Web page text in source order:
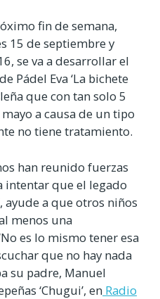
fin de semana,
15 de septiembre y
se va a desarrollar el
Pádel Eva ‘La bichete
que con tan solo 5
a causa de un tipo
no tiene tratamiento.
han reunido fuerzas
intentar que el legado
ayude a que otros niños
menos una
es lo mismo tener esa
que no hay nada
su padre, Manuel
‘Chugui’, en Radio